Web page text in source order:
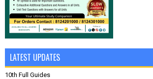
LATEST UPDATES
10th Full Guides